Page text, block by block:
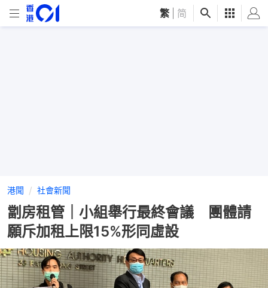
繁 简
港聞 社會新聞
劏房租管｜小組舉行最終會議 團體請
願斥加租上限15%形同虛設